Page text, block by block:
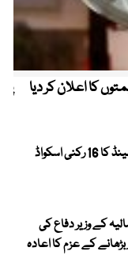
کا اعلان کر دیا
پاکستان کیخلاف ٹیسٹ سیریز ، انگلینڈ کا 16 رکنی اسکواڈ
کے وزیر دفاع کی
بڑھانے کے عزم کا اعادہ